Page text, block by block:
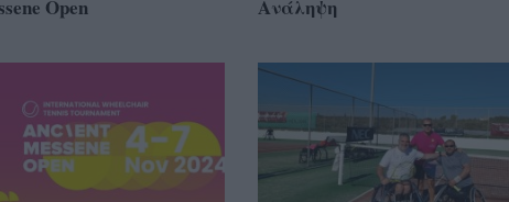
Open
Ανάληψη